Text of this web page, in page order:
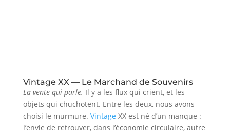
Vintage XX — Le Marchand de Souvenirs
La vente qui parle. Il y a les flux qui crient, et les
objets qui chuchotent. Entre les deux, nous avons
choisi le murmure. Vintage XX est né d’un manque :
l’envie de retrouver, dans l’économie circulaire, autre